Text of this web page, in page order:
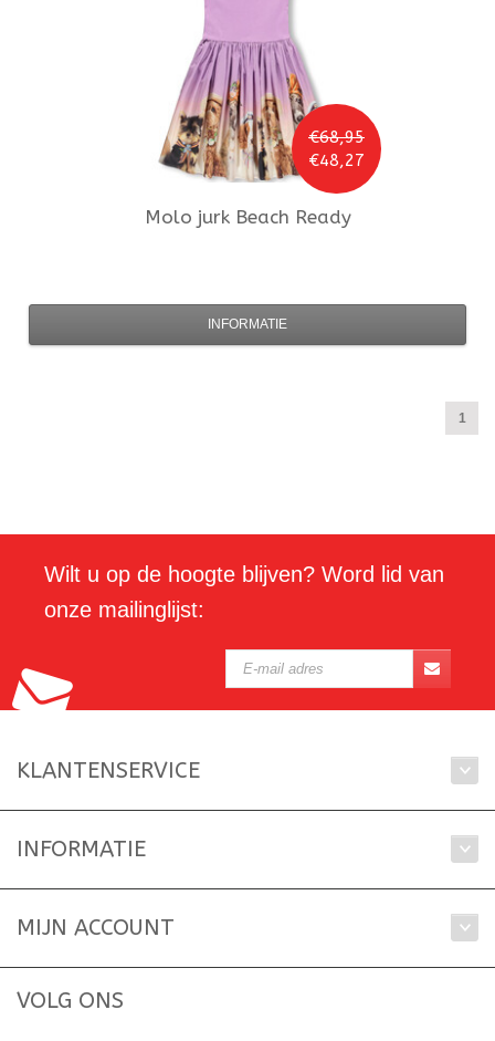
€68,95
€48,27
Molo jurk Beach Ready
INFORMATIE
1
Wilt u op de hoogte blijven? Word lid van
onze mailinglijst:
KLANTENSERVICE
INFORMATIE
MIJN ACCOUNT
VOLG ONS